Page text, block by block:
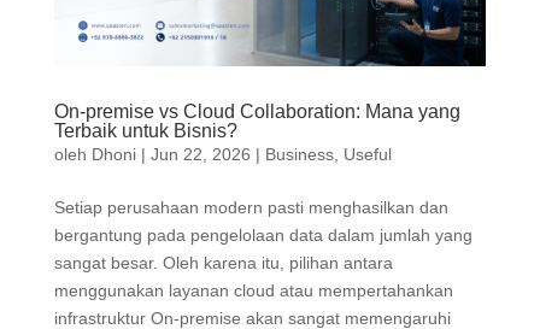
On-premise vs Cloud Collaboration: Mana yang
Terbaik untuk Bisnis?
oleh Dhoni| Jun 22, 2026 | Business, Useful
Setiap perusahaan modern pasti menghasilkan dan
bergantung pada pengelolaan data dalam jumlah yang
sangat besar. Oleh karena itu, pilihan antara
menggunakan layanan cloud atau mempertahankan
infrastruktur On-premise akan sangat memengaruhi